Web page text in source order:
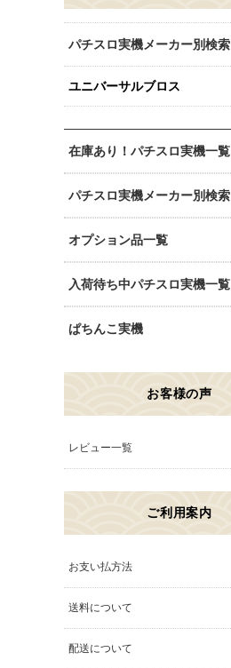
パチスロ実機メーカー別検索
ユニバーサルブロス
在庫あり！パチスロ実機一覧
パチスロ実機メーカー別検索
オプション品一覧
入荷待ち中パチスロ実機一覧
ぱちんこ実機
お客様の声
レビュー一覧
ご利用案内
お支い払方法
送料について
配送について